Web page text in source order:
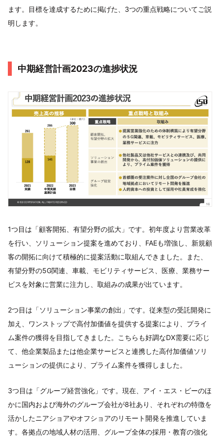
ます。目標を達成するために掲げた、3つの重点戦略についてご説
明します。
中期経営計画2023の進捗状況
1つ目は「顧客開拓、有望分野の拡大」です。初年度より営業改革
を行い、ソリューション提案を進めており、FAEも増強し、新規顧
客の開拓に向けて積極的に提案活動に取組んできました。また、
有望分野の5G関連、車載、モビリティサービス、医療、業務サー
ビスを対象に営業に注力し、取組みの成果が出ています。
2つ目は「ソリューション事業の創出」です。従来型の受託開発に
加え、ワンストップで高付加価値を提供する提案により、プライ
ム案件の獲得を目指してきました。こちらも好調なDX需要に応じ
て、他企業製品または他企業サービスと連携した高付加価値ソリ
ューションの提供により、プライム案件を獲得しました。
3つ目は「グループ経営強化」です。現在、アイ・エス・ビーのほ
かに国内および海外のグループ会社が8社あり、それぞれの特徴を
活かしたニアショアやオフショアのリモート開発を推進していま
す。各拠点の地域人材の活用、グループ全体の採用・教育の強化